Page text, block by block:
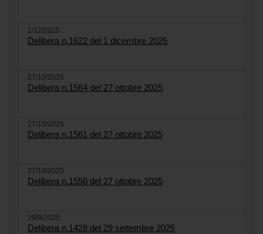
1/12/2025
Delibera n.1622 del 1 dicembre 2025
27/10/2025
Delibera n.1564 del 27 ottobre 2025
27/10/2025
Delibera n.1561 del 27 ottobre 2025
27/10/2025
Delibera n.1558 del 27 ottobre 2025
29/9/2025
Delibera n.1428 del 29 settembre 2025